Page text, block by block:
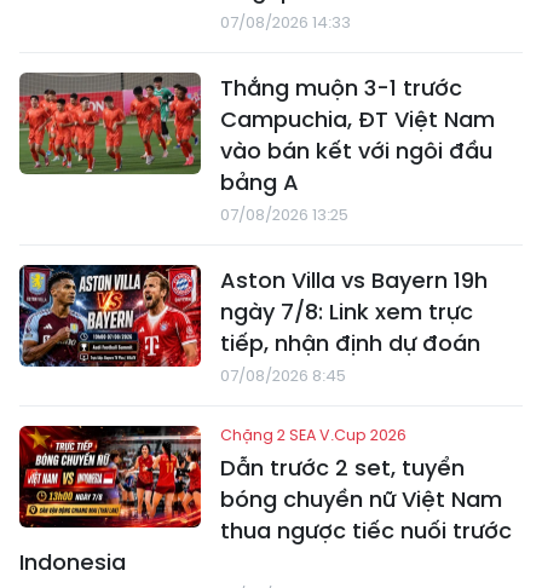
07/08/2026 14:33
Thắng muộn 3-1 trước
Campuchia, ĐT Việt Nam
vào bán kết với ngôi đầu
bảng A
07/08/2026 13:25
Aston Villa vs Bayern 19h
ngày 7/8: Link xem trực
tiếp, nhận định dự đoán
07/08/2026 8:45
Chặng 2 SEA V.Cup 2026
Dẫn trước 2 set, tuyển
bóng chuyền nữ Việt Nam
thua ngược tiếc nuối trước
Indonesia